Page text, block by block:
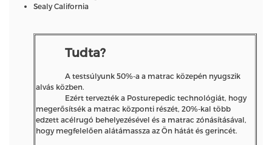
Sealy California
Tudta?
A testsúlyunk 50%-a a matrac közepén nyugszik
alvás közben.
Ezért tervezték a Posturepedic technológiát, hogy
megerősítsék a matrac központi részét, 20%-kal több
edzett acélrugó behelyezésével és a matrac zónásításával,
hogy megfelelően alátámassza az Ön hátát és gerincét.